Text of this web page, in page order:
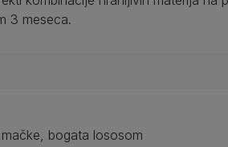
3 meseca.
bogata lososom